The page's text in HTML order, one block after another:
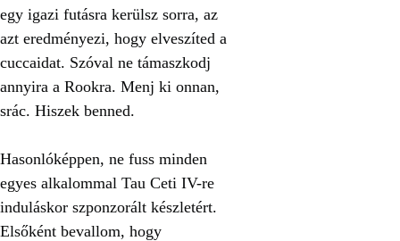
egy igazi futásra kerülsz sorra, az
azt eredményezi, hogy elveszíted a
cuccaidat. Szóval ne támaszkodj
annyira a Rookra. Menj ki onnan,
srác. Hiszek benned.
Hasonlóképpen, ne fuss minden
egyes alkalommal Tau Ceti IV-re
induláskor szponzorált készletért.
Elsőként bevallom, hogy